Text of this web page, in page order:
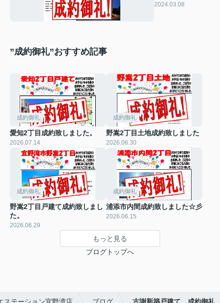
2024.03.08
”成約御礼”おすすめ記事
成約御礼
愛知2丁目成約致しました。
2026.07.14
成約御礼
野嵩2丁目土地成約致しました
2026.06.30
成約御礼
野嵩2丁目戸建て成約致しまし
た。
2026.06.29
成約御礼
浦添市内間成約致しました☆彡
2026.06.15
もっと見る
ブログトップへ